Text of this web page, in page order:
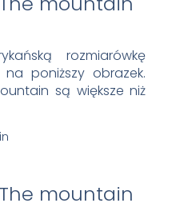
rozmiarówkę
poniższy obrazek.
są większe niż